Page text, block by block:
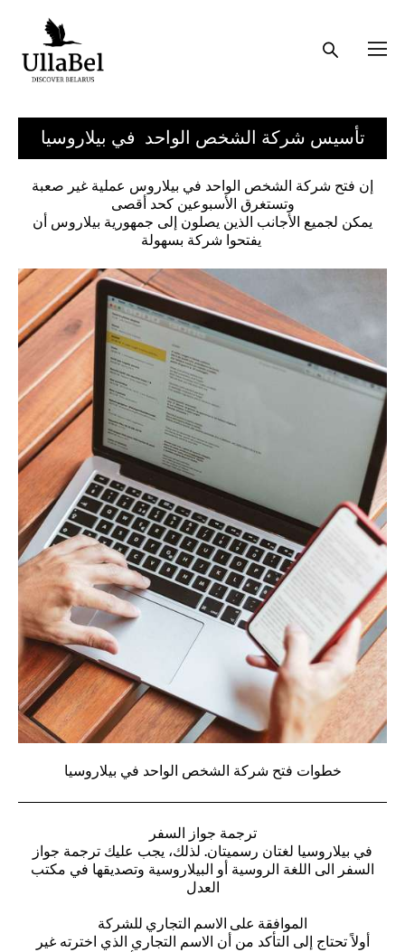
تأسيس شركة الشخص الواحد في بيلاروسيا
إن فتح شركة الشخص الواحد في بيلاروس عملية غير صعبة
وتستغرق الأسبوعين كحد أقصى
يمكن لجميع الأجانب الذين يصلون إلى جمهورية بيلاروس أن
خطوات فتح شركة الشخص الواحد في بيلاروسيا
ترجمة جواز السفر
في بيلاروسيا لغتان رسميتان. لذلك، يجب عليك ترجمة جواز
السفر الى اللغة الروسية أو البيلاروسية وتصديقها في مكتب
العدل
الموافقة على الاسم التجاري للشركة
أولاً تحتاج إلى التأكد من أن الاسم التجاري الذي اخترته غير